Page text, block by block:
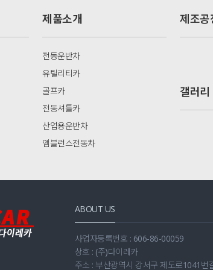
제품소개
전동운반차
유틸리티카
골프카
전동셔틀카
산업용운반차
앰블런스전동차
제조공
갤러리
ABOUT US
사업자등록번호 : 606-86-00059
상호 : (주)다이레카
주소 : 부산광역시 강서구 제도로1041